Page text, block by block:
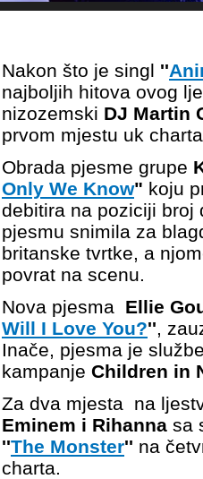
Nakon što je singl ''
najboljih hitova ovog
nizozemski DJ Martin
prvom mjestu uk
Obrada pjesme grupe
Only We Know" koju
debitira na poziciji broj
pjesmu snimila za
britanske tvrtke, a
povrat na scenu.
Nova pjesma Ellie
Will I Love You?'',
Inače, pjesma je
kampanje Children in
Za dva mjesta na
Eminem i Rihanna sa
''The Monster'' na
charta.